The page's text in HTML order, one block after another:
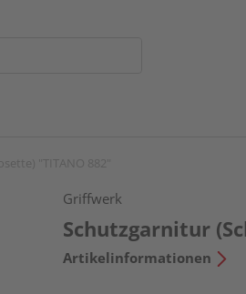
Griffwerk
Schutzgarnitur
Artikelinformationen